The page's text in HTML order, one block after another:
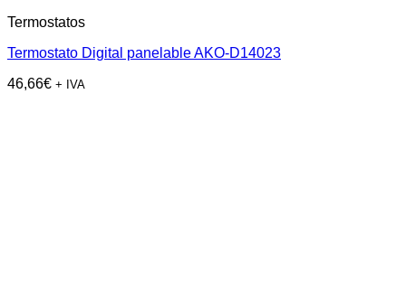
Termostatos
Termostato Digital panelable AKO-D14023
46,66€ + IVA